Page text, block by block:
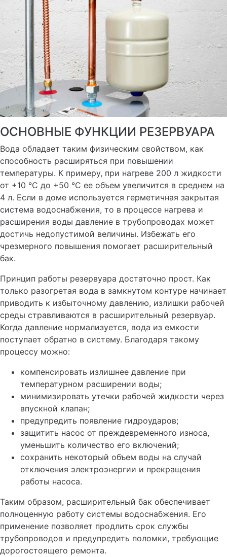
ОСНОВНЫЕ ФУНКЦИИ РЕЗЕРВУАРА
Вода обладает таким физическим свойством, как
способность расширяться при повышении
температуры. К примеру, при нагреве 200 л жидкости
от +10 °C до +50 °C ее объем увеличится в среднем на
4 л. Если в доме используется герметичная закрытая
система водоснабжения, то в процессе нагрева и
расширения воды давление в трубопроводах может
достичь недопустимой величины. Избежать его
чрезмерного повышения помогает расширительный
бак.
Принцип работы резервуара достаточно прост. Как
только разогретая вода в замкнутом контуре начинает
приводить к избыточному давлению, излишки рабочей
среды стравливаются в расширительный резервуар.
Когда давление нормализуется, вода из емкости
поступает обратно в систему. Благодаря такому
процессу можно:
компенсировать излишнее давление при
температурном расширении воды;
минимизировать утечки рабочей жидкости через
впускной клапан;
предупредить появление гидроударов;
защитить насос от преждевременного износа,
уменьшить количество его включений;
сохранить некоторый объем воды на случай
отключения электроэнергии и прекращения
работы насоса.
Таким образом, расширительный бак обеспечивает
полноценную работу системы водоснабжения. Его
применение позволяет продлить срок службы
трубопроводов и предупредить поломки, требующие
дорогостоящего ремонта.